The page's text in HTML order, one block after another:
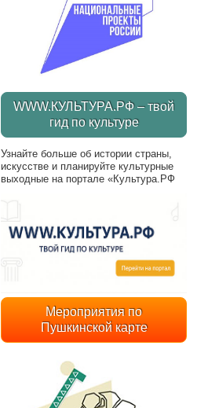
WWW.КУЛЬТУРА.РФ – твой
гид по культуре
Узнайте больше об истории страны,
искусстве и планируйте культурные
выходные на портале «Культура.РФ
Мероприятия по
Пушкинской карте